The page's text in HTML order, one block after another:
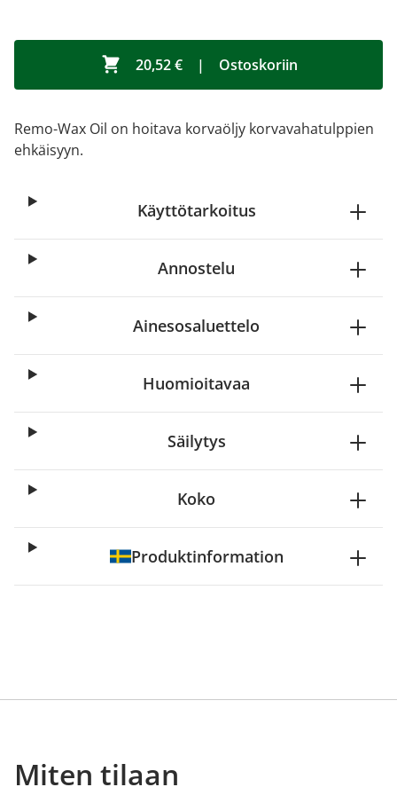
20,52 € | Ostoskoriin
Remo-Wax Oil on hoitava korvaöljy korvavahatulppien
ehkäisyyn.
Käyttötarkoitus
Annostelu
Ainesosaluettelo
Huomioitavaa
Säilytys
Koko
Produktinformation
Miten tilaan